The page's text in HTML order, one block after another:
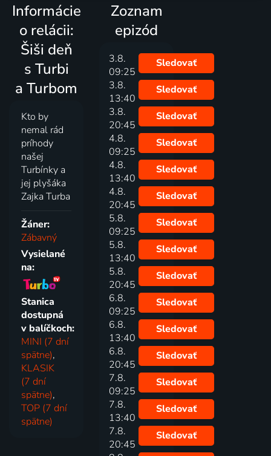
Informácie
o relácii:
Šiši deň
s Turbi
a Turbom
Kto by
nemal rád
príhody
našej
Turbínky a
jej plyšáka
Zajka Turba
Žáner:
Zábavný
Vysielané
na:
Stanica
dostupná
v balíčkoch:
MINI (7 dní
spätne),
KLASIK
(7 dní
spätne),
TOP (7 dní
spätne)
Zoznam
epizód
3.8.
09:25
Sledovať
3.8.
13:40
Sledovať
3.8.
20:45
Sledovať
4.8.
09:25
Sledovať
4.8.
13:40
Sledovať
4.8.
20:45
Sledovať
5.8.
09:25
Sledovať
5.8.
13:40
Sledovať
5.8.
20:45
Sledovať
6.8.
09:25
Sledovať
6.8.
13:40
Sledovať
6.8.
20:45
Sledovať
7.8.
09:25
Sledovať
7.8.
13:40
Sledovať
7.8.
20:45
Sledovať